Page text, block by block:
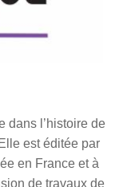
dans l’histoire de
est éditée par
en France et à
de travaux de